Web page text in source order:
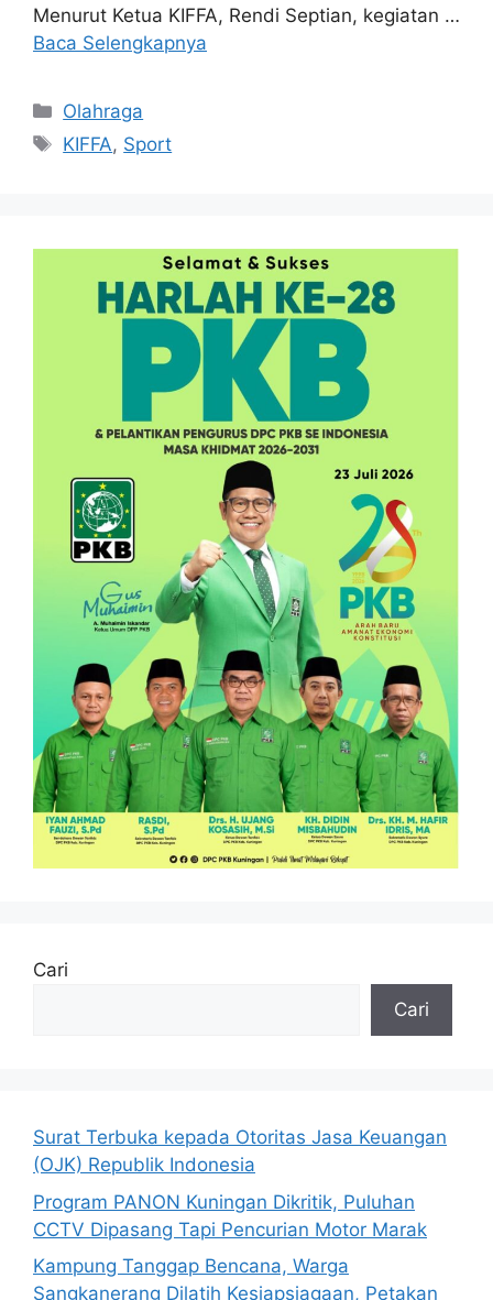
Menurut Ketua KIFFA, Rendi Septian, kegiatan …
Baca Selengkapnya
Kategori
Olahraga
Tag
KIFFA, Sport
Cari
Cari
Surat Terbuka kepada Otoritas Jasa Keuangan
(OJK) Republik Indonesia
Program PANON Kuningan Dikritik, Puluhan
CCTV Dipasang Tapi Pencurian Motor Marak
Kampung Tanggap Bencana, Warga
Sangkanerang Dilatih Kesiapsiagaan, Petakan